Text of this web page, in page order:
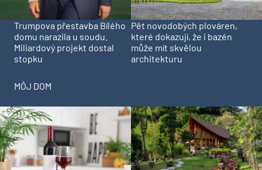
Trumpova přestavba Bílého
domu narazila u soudu.
Miliardový projekt dostal
stopku
Pět novodobých plováren,
které dokazují, že i bazén
může mít skvělou
architekturu
MÔJ DOM